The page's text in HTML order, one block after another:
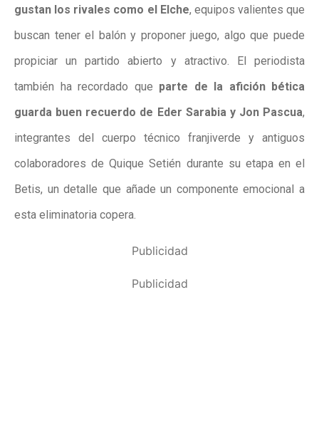
gustan los rivales como el Elche, equipos valientes que
buscan tener el balón y proponer juego, algo que puede
propiciar un partido abierto y atractivo. El periodista
también ha recordado que parte de la afición bética
guarda buen recuerdo de Eder Sarabia y Jon Pascua,
integrantes del cuerpo técnico franjiverde y antiguos
colaboradores deQuique Setién durante su etapa en el
Betis, un detalle que añade un componente emocional a
esta eliminatoria copera.
Publicidad
Publicidad